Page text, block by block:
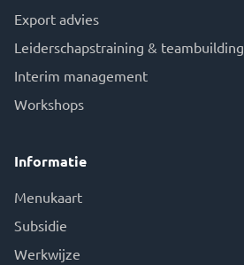
Export advies
Leiderschapstraining & teambuilding
Interim management
Workshops
Informatie
Menukaart
Subsidie
Werkwijze